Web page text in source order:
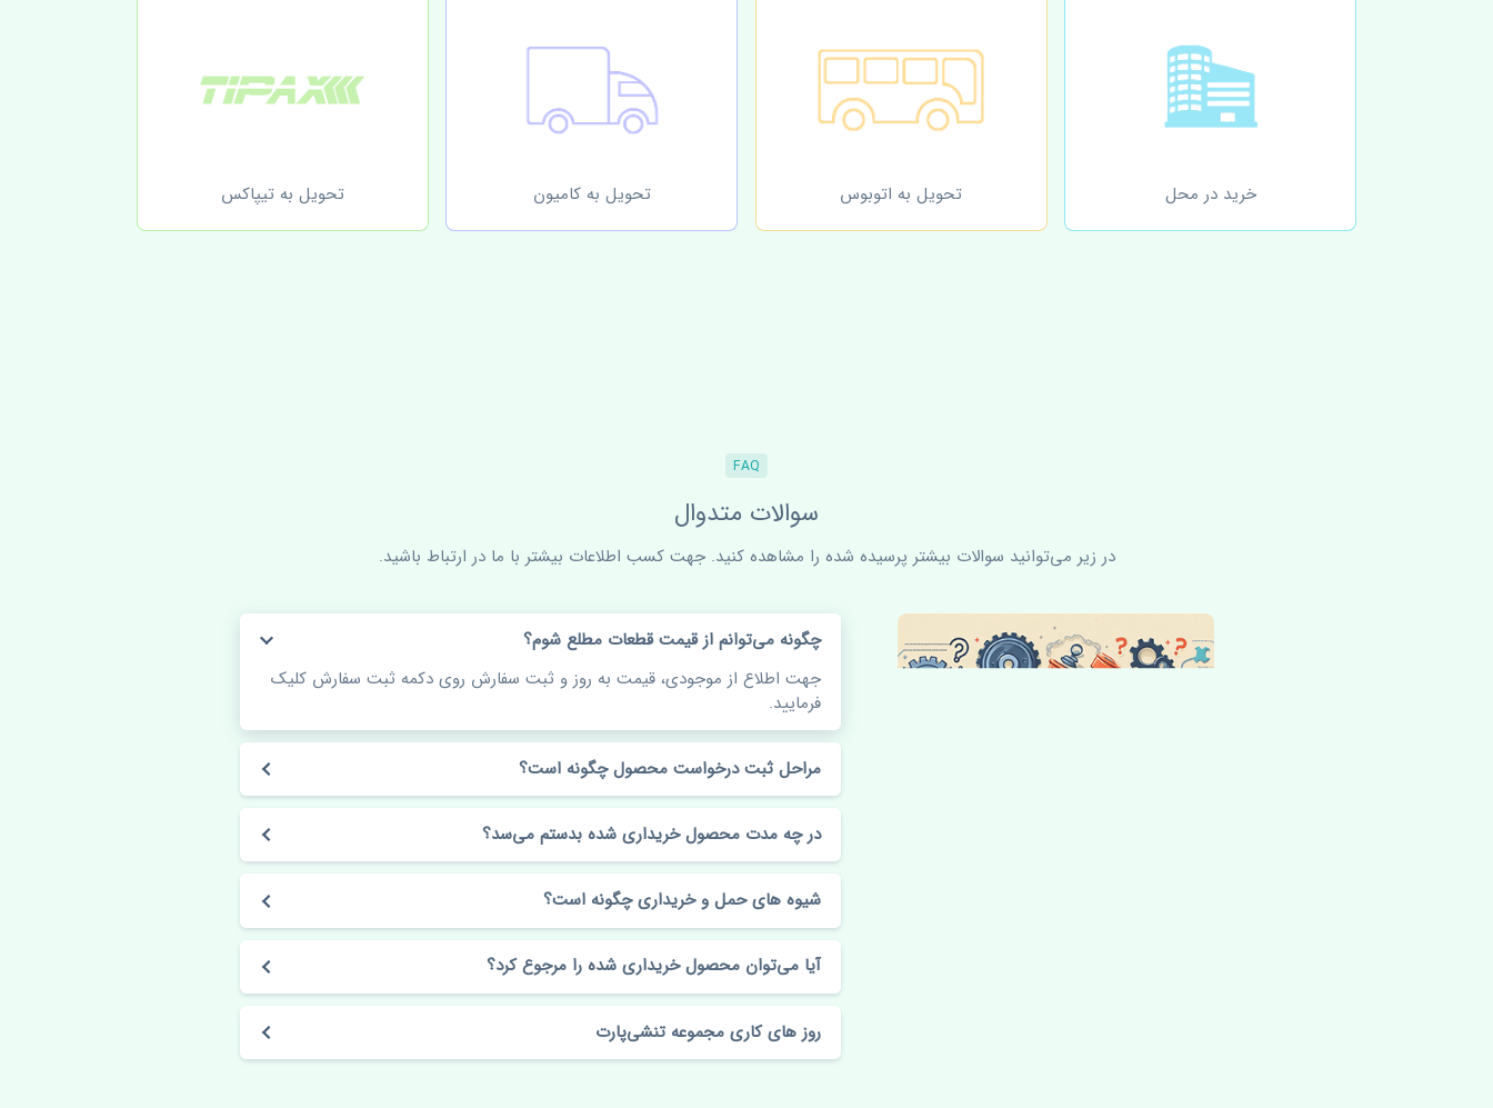
خرید در محل تحویل به اتوبوس تحویل به کامیون تحویل به تیپاکس
FAQ
سوالات متدوال
در زیر می‌توانید سوالات بیشتر پرسیده شده را مشاهده کنید. جهت کسب اطلاعات بیشتر با ما در ارتباط باشید.
چگونه می‌توانم از قیمت قطعات مطلع شوم؟
جهت اطلاع از موجودی، قیمت به روز و ثبت سفارش روی دکمه ثبت سفارش کلیک
فرمایید.
مراحل ثبت درخواست محصول چگونه است؟
در چه مدت محصول خریداری شده بدستم می‌سد؟
شیوه های حمل و خریداری چگونه است؟
آیا می‌توان محصول خریداری شده را مرجوع کرد؟
روز های کاری مجموعه تنشی‌پارت